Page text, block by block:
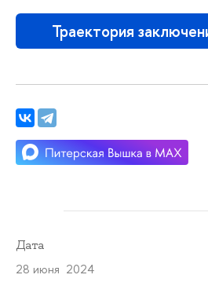
Траектория
Дата
28 июня 2024